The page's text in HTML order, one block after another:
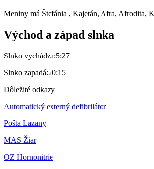
Meniny má Štefánia , Kajetán, Afra, Afrodita,
Východ a západ slnka
Slnko vychádza:5:27
Slnko zapadá:20:15
Dôležité odkazy
Automatický externý defibrilátor
Pošta Lazany
MAS Žiar
OZ Hornonitrie